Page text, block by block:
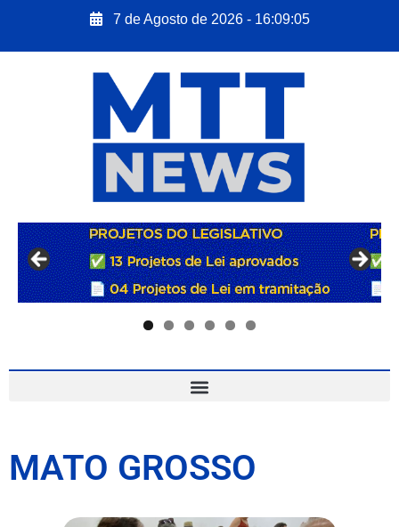
7 de Agosto de 2026 - 16:09:07
MATO GROSSO